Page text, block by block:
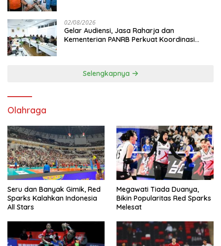
02/08/2026
Gelar Audiensi, Jasa Raharja dan
Kementerian PANRB Perkuat Koordinasi
Selengkapnya
Olahraga
Seru dan Banyak Gimik, Red
Sparks Kalahkan Indonesia
All Stars
Megawati Tiada Duanya,
Bikin Popularitas Red Sparks
Melesat